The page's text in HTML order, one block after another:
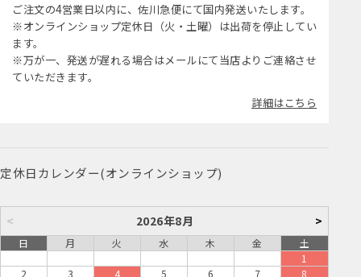
ご注文の4営業日以内に、佐川急便にて国内発送いたします。
※オンラインショップ定休日（火・土曜）は出荷を停止してい
ます。
※万が一、発送が遅れる場合はメールにて当店よりご連絡させ
ていただきます。
詳細はこちら
定休日カレンダー(オンラインショップ)
< 2026年8月 >
日 月 火 水 木 金
土
1
2
3 4 5 6 7
8